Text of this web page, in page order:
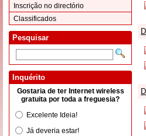
Inscrição no directório
Classificados
Pesquisar
Inquérito
Gostaria de ter Internet wireless
gratuita por toda a freguesia?
Excelente Ideia!
Já deveria estar!